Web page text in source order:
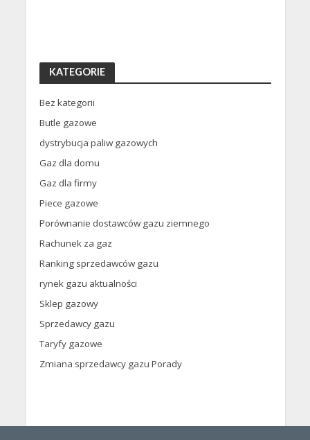
KATEGORIE
Bez kategorii
Butle gazowe
dystrybucja paliw gazowych
Gaz dla domu
Gaz dla firmy
Piece gazowe
Porównanie dostawców gazu ziemnego
Rachunek za gaz
Ranking sprzedawców gazu
rynek gazu aktualności
Sklep gazowy
Sprzedawcy gazu
Taryfy gazowe
Zmiana sprzedawcy gazu Porady